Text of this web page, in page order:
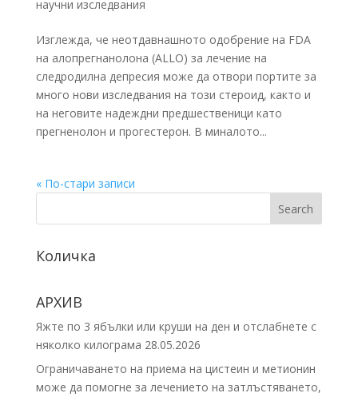
научни изследвания
Изглежда, че неотдавнашното одобрение на FDA
на алопрегнанолона (ALLO) за лечение на
следродилна депресия може да отвори портите за
много нови изследвания на този стероид, както и
на неговите надеждни предшественици като
прегненолон и прогестерон. В миналото...
« По-стари записи
Search
Количка
АРХИВ
Яжте по 3 ябълки или круши на ден и отслабнете с
няколко килограма 28.05.2026
Ограничаването на приема на цистеин и метионин
може да помогне за лечението на затлъстяването,